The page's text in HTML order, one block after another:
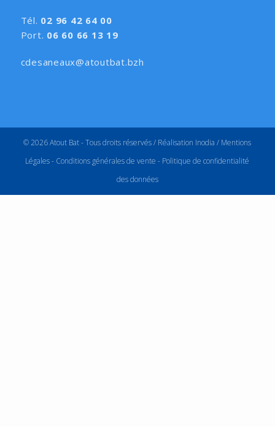
Tél. 02 96 42 64 00
Port. 06 60 66 13 19
cdesaneaux@atoutbat.bzh
© 2026 Atout Bat - Tous droits réservés / Réalisation Inodia / Mentions
Légales- Conditions générales de vente - Politique de confidentialité
des données